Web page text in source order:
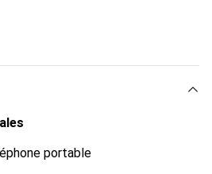
smartphone. Reconnaître
sûr pour une clientèle
portable